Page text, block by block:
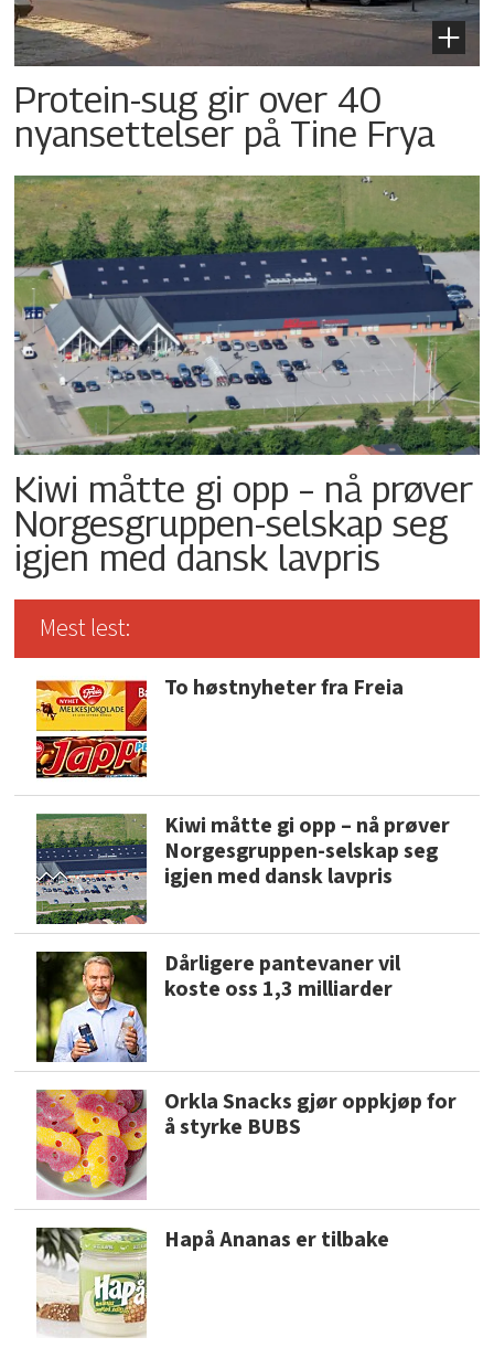
Protein-sug gir over 40
nyansettelser på Tine Frya
Kiwi måtte gi opp – nå prøver
Norgesgruppen-selskap seg
igjen med dansk lavpris
Mest lest:
To høstnyheter fra Freia
Kiwi måtte gi opp – nå prøver
Norgesgruppen-selskap seg
igjen med dansk lavpris
Dårligere pantevaner vil
koste oss 1,3 milliarder
Orkla Snacks gjør oppkjøp for
å styrke BUBS
Hapå Ananas er tilbake